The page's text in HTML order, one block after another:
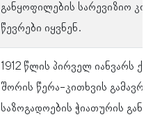
განყოფილების სარევიზიო
წევრები იყვნენ.
1912 წლის პირველ იანვარს
შორის წერა-კითხვის
საზოგადოების ჭიათურის